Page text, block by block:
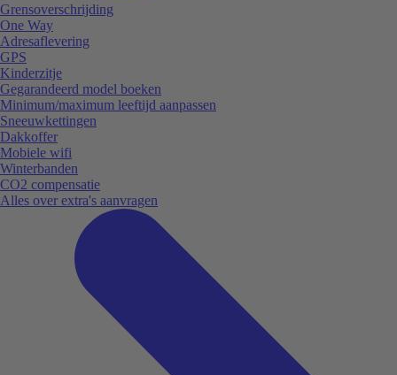
Grensoverschrijding
One Way
Adresaflevering
GPS
Kinderzitje
Gegarandeerd model boeken
Minimum/maximum leeftijd aanpassen
Sneeuwkettingen
Dakkoffer
Mobiele wifi
Winterbanden
CO2 compensatie
Alles over extra's aanvragen